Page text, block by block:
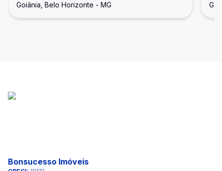
Goiânia, Belo Horizonte - MG
Bonsucesso Imóveis